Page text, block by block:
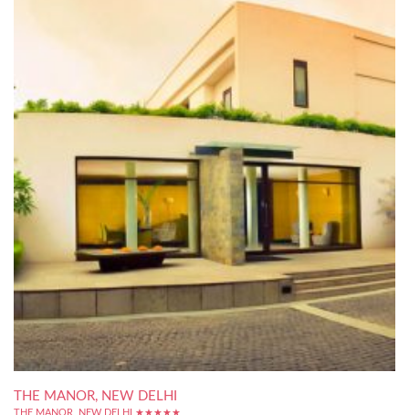
THE MANOR, NEW DELHI
THE MANOR, NEW DELHI ★★★★★